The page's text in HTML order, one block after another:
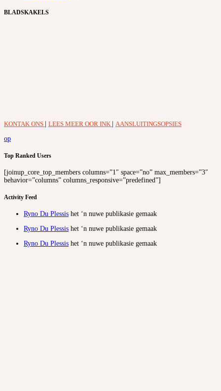
BLADSKAKELS
KONTAK ONS LEES MEER OOR INK
AANSLUITINGSOPSIES
op
Top Ranked Users
[joinup_core_top_members columns=”1″ space=”no” max_members=”3″
behavior=”columns” columns_responsive=”predefined”]
Activity Feed
Ryno Du Plessis het ‘n nuwe publikasie gemaak
Ryno Du Plessis het ‘n nuwe publikasie gemaak
Ryno Du Plessis het ‘n nuwe publikasie gemaak